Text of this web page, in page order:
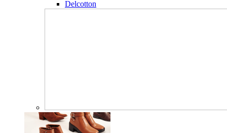
Delcotton